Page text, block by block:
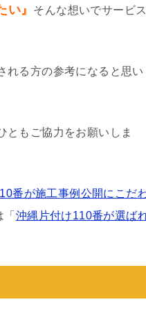
』
そんな想いでサービス
れる方の参考になると思い
ともご協力をお願いしま
番が施工事例公開にこだ
沖縄片付け110番が選ば